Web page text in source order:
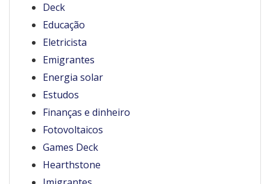
Deck
Educação
Eletricista
Emigrantes
Energia solar
Estudos
Finanças e dinheiro
Fotovoltaicos
Games Deck
Hearthstone